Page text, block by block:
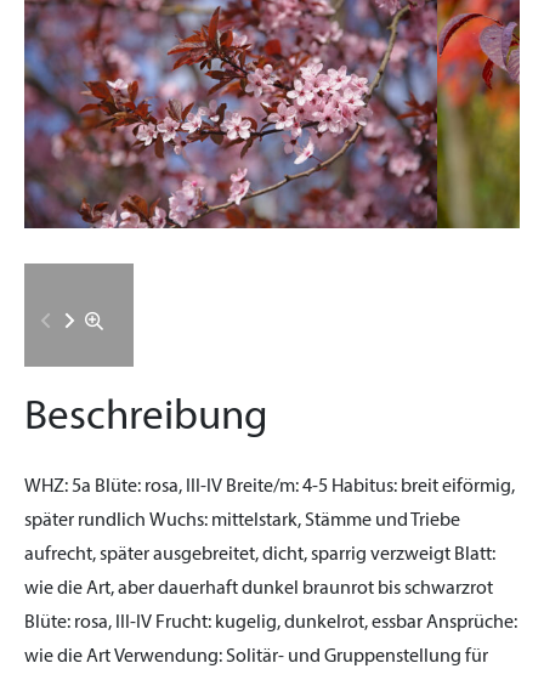
Beschreibung
WHZ:5a Blüte: rosa, III-IV Breite/m:4-5 Habitus: breit eiförmig,
später rundlich Wuchs: mittelstark, Stämme und Triebe
aufrecht, später ausgebreitet, dicht, sparrig verzweigt Blatt:
wie die Art, aber dauerhaft dunkel braunrot bis schwarzrot
Blüte: rosa, III-IV Frucht: kugelig, dunkelrot, essbarAnsprüche:
wie die ArtVerwendung:Solitär- und Gruppenstellung für